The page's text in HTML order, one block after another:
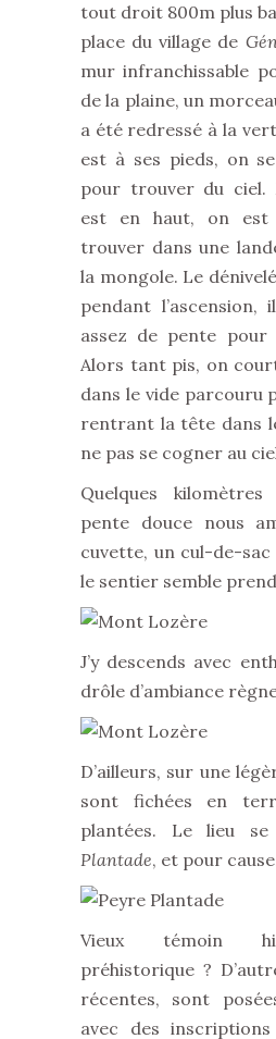
tout droit 800m plus
place du village de
mur infranchissable
de la plaine, un
a été redressé à la
est à ses pieds, on
pour trouver du ciel.
est en haut, on
trouver dans une
la mongole. Le
pendant
assez de pente
Alors tant pis, on
dans le vide parcouru
rentrant la tête dans
ne pas se cogner au
Quelques
pente douce nous
cuvette, un cul-de-
le sentier semble
J’y descends avec
drôle d’ambiance
D’ailleurs, sur une
sont fichées en
plantées. Le lieu
Plantade, et pour
Vieux témoin
préhistorique ?
récentes, sont
avec des inscriptions